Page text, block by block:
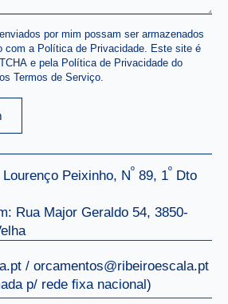
por mim possam ser armazenados
com a Política de Privacidade. Este site é
e pela Política de Privacidade do
Termos de Serviço.
Peixinho, Nº 89, 1º Dto
Rua Major Geraldo 54, 3850-
/ orcamentos@ribeiroescala.pt
p/ rede ﬁxa nacional)